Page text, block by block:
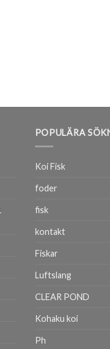
POPULÄRA
Koi Fisk
foder
fisk
kontakt
Fiskar
Luftslang
CLEAR POND
Kohaku koi
Ph